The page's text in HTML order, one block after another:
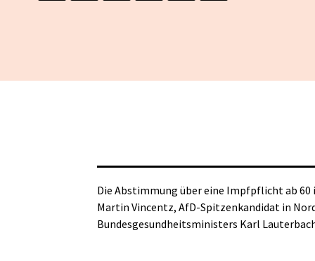
Die Abstimmung über eine Impfpflicht ab
Martin Vincentz, AfD-Spitzenkandidat in
Bundesgesundheitsministers Karl